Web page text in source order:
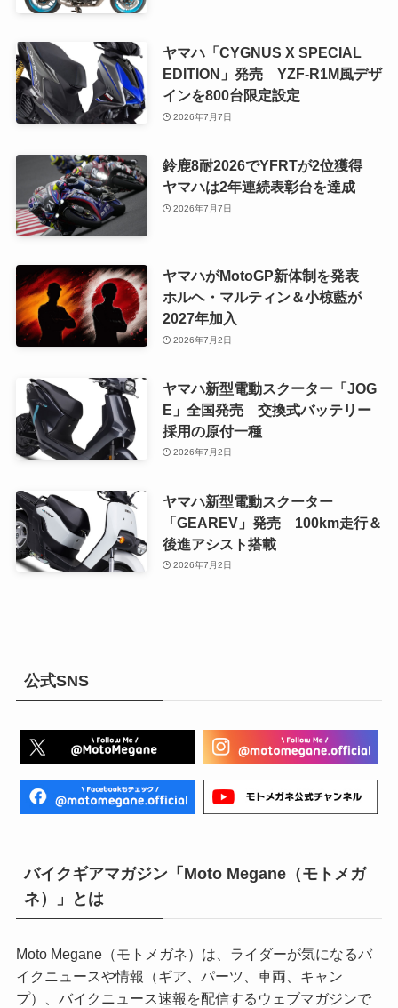
ヤマハ「CYGNUS X SPECIAL
EDITION」発売 YZF-R1M風デザ
インを800台限定設定
2026年7月7日
鈴鹿8耐2026でYFRTが2位獲得
ヤマハは2年連続表彰台を達成
2026年7月7日
ヤマハがMotoGP新体制を発表
ホルヘ・マルティン＆小椋藍が
2027年加入
2026年7月2日
ヤマハ新型電動スクーター「JOG
E」全国発売 交換式バッテリー
採用の原付一種
2026年7月2日
ヤマハ新型電動スクーター
「GEAREV」発売 100km走行＆
後進アシスト搭載
2026年7月2日
公式SNS
バイクギアマガジン「Moto Megane（モトメガ
ネ）」とは
Moto Megane（モトメガネ）は、ライダーが気になるバ
イクニュースや情報（ギア、パーツ、車両、キャン
プ）、バイクニュース速報を配信するウェブマガジンで